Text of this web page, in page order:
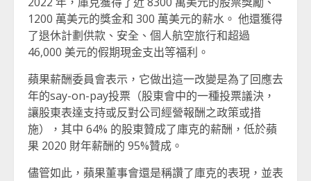
1200 萬美元的獎金和 300 萬美元的薪水。 他還獲得
了退休計劃供款、安全、個人航空旅行和超過
46,000 美元的假期現金支出等福利。
蘋果薪酬委員會表示，它做出這一改變是為了回應去
年的say-on-pay投票（股東會中的一種投票議決，
讓股東表達支持或反對公司經營報酬之政策或措
施），其中 64% 的股東贊成了庫克的薪酬，低於蘋
果 2020 財年薪酬的 95%贊成。
儘管如此，蘋果董事會還是稱讚了庫克的表現，並表